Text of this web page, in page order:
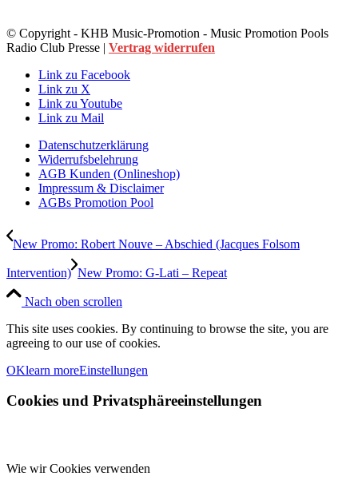
© Copyright - KHB Music-Promotion - Music Promotion Pools
Radio Club Presse | Vertrag widerrufen
Link zu Facebook
Link zu X
Link zu Youtube
Link zu Mail
Datenschutzerklärung
Widerrufsbelehrung
AGB Kunden (Onlineshop)
Impressum & Disclaimer
AGBs Promotion Pool
New Promo: Robert Nouve – Abschied (Jacques Folsom
Intervention) New Promo: G-Lati – Repeat
Nach oben scrollen
This site uses cookies. By continuing to browse the site, you are
agreeing to our use of cookies.
OKlearn moreEinstellungen
Cookies und Privatsphäreeinstellungen
Wie wir Cookies verwenden